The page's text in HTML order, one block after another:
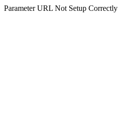
Parameter URL Not Setup Correctly